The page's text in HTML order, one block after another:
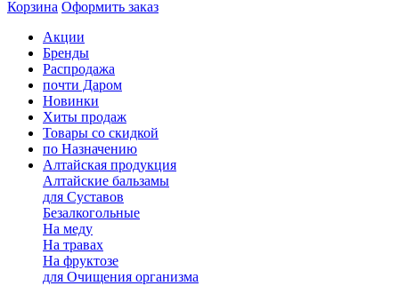
Корзина Оформить заказ
Акции
Бренды
Распродажа
почти Даром
Новинки
Хиты продаж
Товары со скидкой
по Назначению
Алтайская продукция
Алтайские бальзамы
для Суставов
Безалкогольные
На меду
На травах
На фруктозе
для Очищения организма